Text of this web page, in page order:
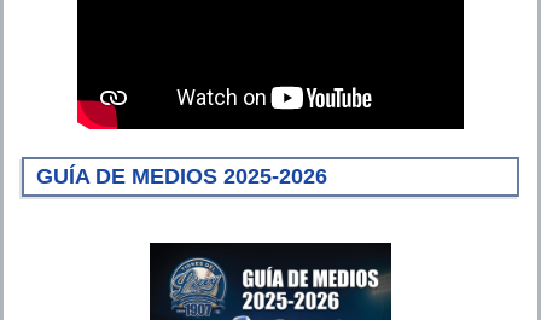
GUÍA DE MEDIOS 2025-2026